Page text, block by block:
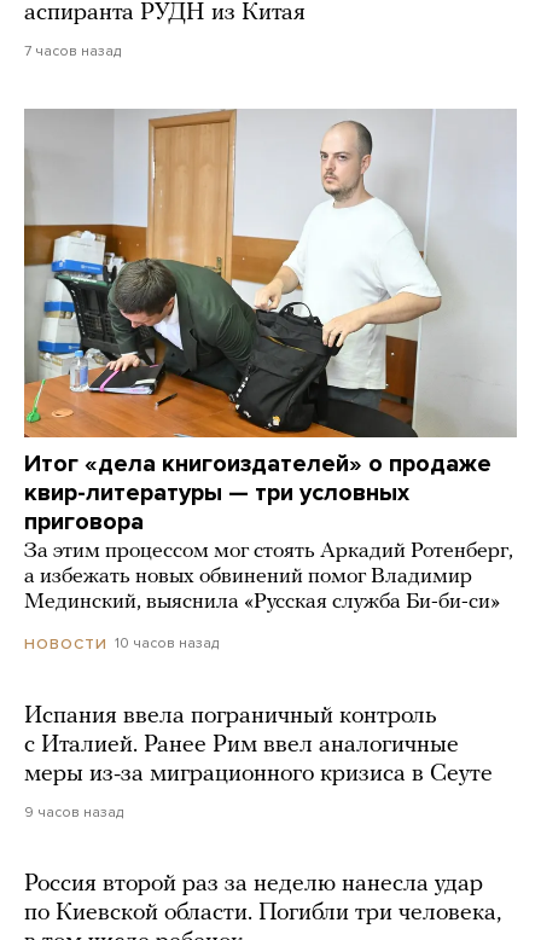
аспиранта РУДН из Китая
7 часов назад
Итог «дела книгоиздателей» о продаже
квир-литературы — три условных
приговора
За этим процессом мог стоять Аркадий Ротенберг,
а избежать новых обвинений помог Владимир
Мединский, выяснила «Русская служба Би-би-си»
НОВОСТИ 10 часов назад
Испания ввела пограничный контроль
с Италией. Ранее Рим ввел аналогичные
меры из-за миграционного кризиса в Сеуте
9 часов назад
Россия второй раз за неделю нанесла удар
по Киевской области. Погибли три человека,